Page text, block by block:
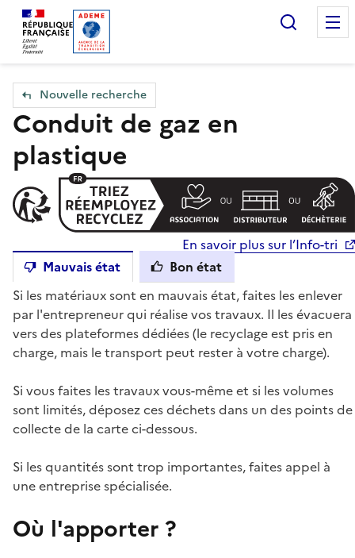
Accueil — Que Faire de mes objets & déchets
Nouvelle recherche
Conduit de gaz en
plastique
En savoir plus sur l’Info-tri
Mauvais état
Bon état
Si les matériaux sont en mauvais état, faites les enlever
par l'entrepreneur qui réalise vos travaux. Il les évacuera
vers des plateformes dédiées (le recyclage est pris en
charge, mais le transport peut rester à votre charge).
Si vous faites les travaux vous-même et si les volumes
sont limités, déposez ces déchets dans un des points de
collecte de la carte ci-dessous.
Si les quantités sont trop importantes, faites appel à
une entreprise spécialisée.
Où l'apporter ?